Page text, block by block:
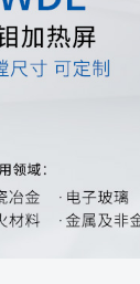
池专用炉
技术（空气）
料、增材制造、铸
、电池材料
产